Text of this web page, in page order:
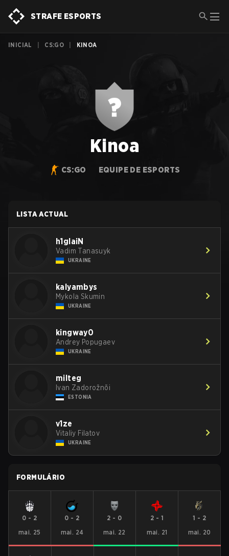
STRAFE ESPORTS
INICIAL CS:GO KINOA
Kinoa
CS:GO EQUIPE DE ESPORTS
LISTA ACTUAL
h1glaiN
Vadim Tanasuyk
UKRAINE
kalyambys
Mykola Skumin
UKRAINE
kingway0
Andrey Popugaev
UKRAINE
milteg
Ivan Zadorožnõi
ESTONIA
v1ze
Vitaliy Filatov
UKRAINE
FORMULÁRIO
0 - 2
mai. 25
0 - 2
mai. 24
2 - 0
mai. 22
2 - 1
mai. 21
1 - 2
mai. 20